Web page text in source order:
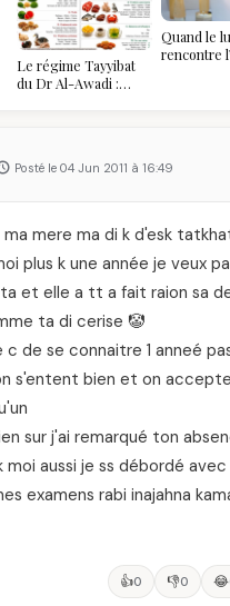
Le régime Tayyibat
du Dr Al-Awadi :
vraiment savoir
Quand le
rencontre
Posté le 04 Jun 2011 à 16:49
mere ma di k d'esk
plus k une année je veux
et elle a tt a fait raion sa
ta di cerise 🤡
c de se connaitre 1 anneé
s'entent bien et on
sur j'ai remarqué ton
moi aussi je ss débordé avec
examens rabi inajahna
👍0 👎0 😂